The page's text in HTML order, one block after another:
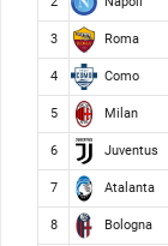
3 Roma
4 Como
5 Milan
6 Juventus
7 Atalanta
8 Bologna